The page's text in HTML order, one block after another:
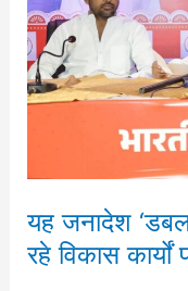
यह जनादेश
रहे विकास
की
सरकार
के
किए
कार्यों
पर